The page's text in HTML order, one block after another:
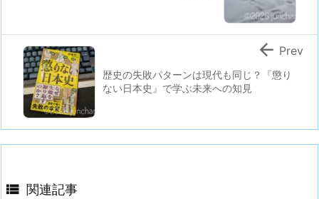
歴史の失敗パターンは現代も同じ？『懲り
ない日本史』で学ぶ未来への知見
 Prev
 関連記事